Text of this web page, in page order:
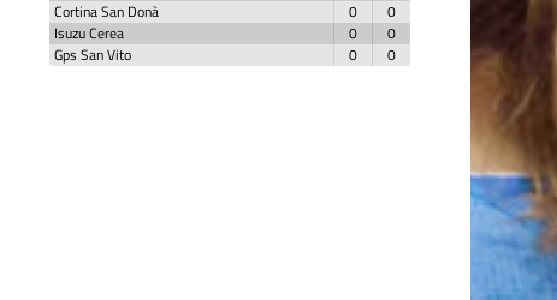
Cortina San Donà
0
0
Isuzu Cerea
0
0
Gps San Vito
0 0